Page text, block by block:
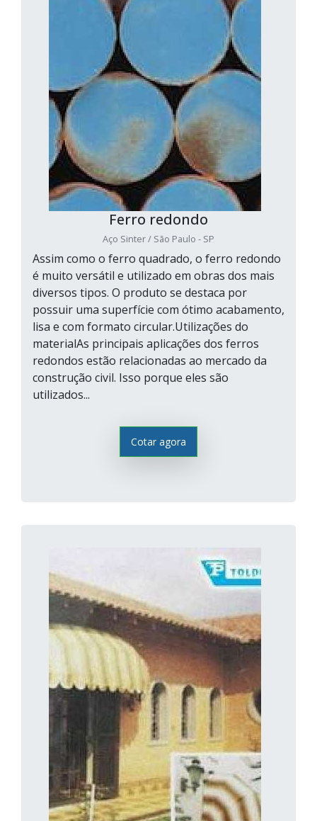
Ferro redondo
Aço Sinter / São Paulo - SP
Assim como o ferro quadrado, o ferro redondo
é muito versátil e utilizado em obras dos mais
diversos tipos. O produto se destaca por
possuir uma superfície com ótimo acabamento,
lisa e com formato circular.Utilizações do
materialAs principais aplicações dos ferros
redondos estão relacionadas ao mercado da
construção civil. Isso porque eles são
utilizados...
Cotar agora